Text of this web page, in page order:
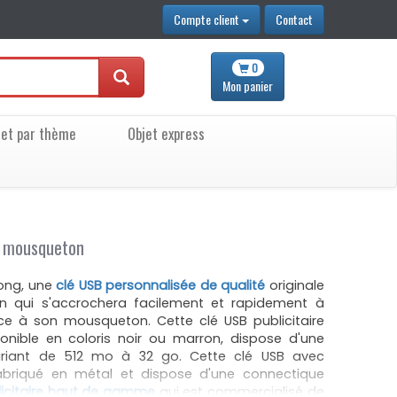
Compte client Contact
0
Monpanier
par thème
Objet express
uneclé USB personnalisée de qualité originale
qui s'accrochera facilement et rapidement à
à son mousqueton. Cette clé USB publicitaire
en coloris noir ou marron, dispose d'une
de 512 mo à 32 go. Cette clé USB avec
en métal et dispose d'une connectique
haut de gamme qui est commercialisé de